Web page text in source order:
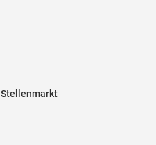
Stellenmarkt